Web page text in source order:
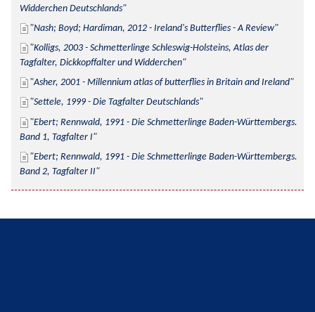
Widderchen Deutschlands
Nash; Boyd; Hardiman, 2012 - Ireland's Butterflies - A Review
Kolligs, 2003 - Schmetterlinge Schleswig-Holsteins, Atlas der
Tagfalter, Dickkopffalter und Widderchen
Asher, 2001 - Millennium atlas of butterflies in Britain and Ireland
Settele, 1999 - Die Tagfalter Deutschlands
Ebert; Rennwald, 1991 - Die Schmetterlinge Baden-Württembergs.
Band 1, Tagfalter I
Ebert; Rennwald, 1991 - Die Schmetterlinge Baden-Württembergs.
Band 2, Tagfalter II